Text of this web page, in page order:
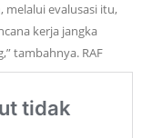
melalui evalusasi itu,
kerja jangka
tambahnya. RAF